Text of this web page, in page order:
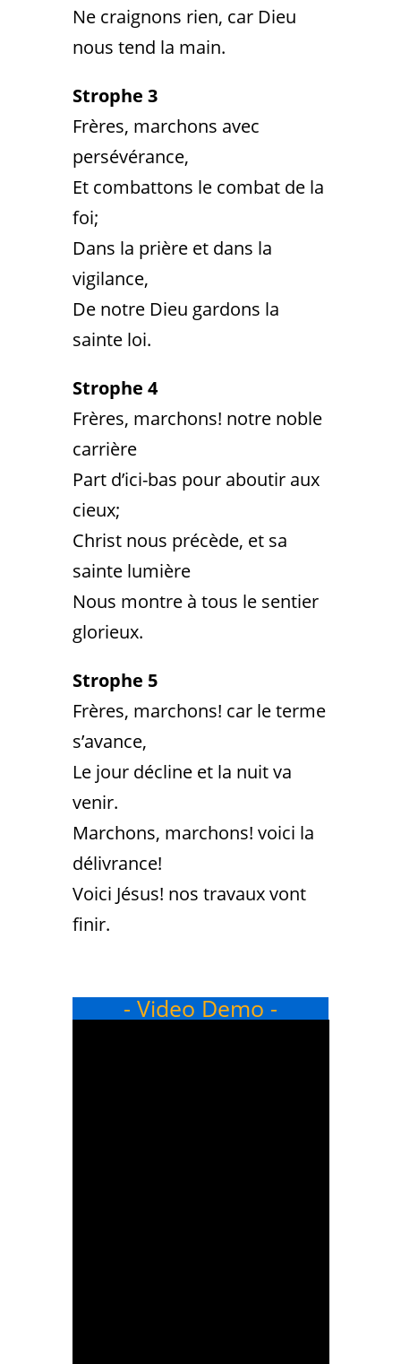
Ne craignons rien, car Dieu
nous tend la main.
Strophe 3
Frères, marchons avec
persévérance,
Et combattons le combat de la
foi;
Dans la prière et dans la
vigilance,
De notre Dieu gardons la
sainte loi.
Strophe 4
Frères, marchons! notre noble
carrière
Part d’ici-bas pour aboutir aux
cieux;
Christ nous précède, et sa
sainte lumière
Nous montre à tous le sentier
glorieux.
Strophe 5
Frères, marchons! car le terme
s’avance,
Le jour décline et la nuit va
venir.
Marchons, marchons! voici la
délivrance!
Voici Jésus! nos travaux vont
finir.
- Video Demo -